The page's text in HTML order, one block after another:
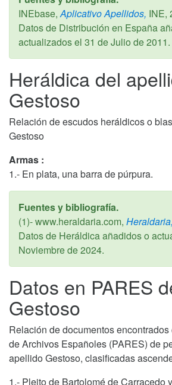
INEbase, Aplicativo Apellidos, INE,
Datos de Distribución en España
actualizados el 31 de Julio de 2011.
Heráldica del
Gestoso
Relación de escudos heráldicos o
Gestoso
Armas :
1.- En plata, una barra de púrpura.
Fuentes y bibliografía.
(1)- www.heraldaria.com, Heraldaria,
Datos de Heráldica añadidos o
Noviembre de 2024.
Datos en PARES
Gestoso
Relación de documentos
de Archivos Españoles (PARES) de
apellido Gestoso, clasificadas
1.- Pleito de Bartolomé de Carracedo